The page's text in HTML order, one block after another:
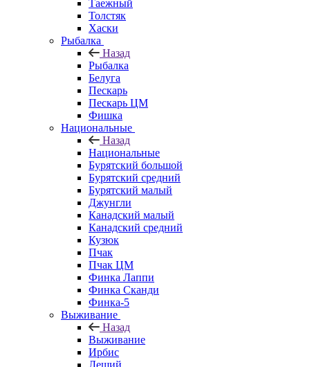
Таежный
Толстяк
Хаски
Рыбалка
Назад
Рыбалка
Белуга
Пескарь
Пескарь ЦМ
Фишка
Национальные
Назад
Национальные
Бурятский большой
Бурятский средний
Бурятский малый
Джунгли
Канадский малый
Канадский средний
Кузюк
Пчак
Пчак ЦМ
Финка Лаппи
Финка Сканди
Финка-5
Выживание
Назад
Выживание
Ирбис
Леший